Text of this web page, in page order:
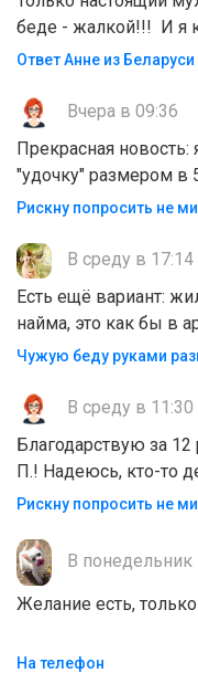
беде - жалкой!!! И я
Ответ Анне из Беларуси
Вчера в 09:36
Прекрасная
"удочку" размером в
Рискну попросить не
В среду в 17:14
Есть ещё вариант:
найма, это как бы в
Чужую беду руками
В среду в 11:30
Благодарствую за
П.! Надеюсь, кто-то
Рискну попросить не
В понедельник
Желание есть,
На телефон